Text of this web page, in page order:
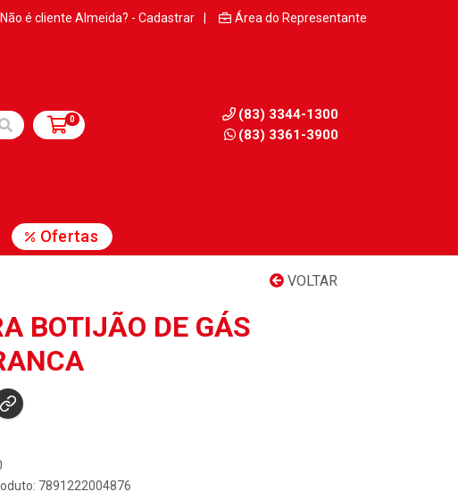
Não é cliente Almeida? - Cadastrar | Área do Representante
0
(83) 3344-1300
(83) 3361-3900
Ofertas
VOLTAR
BOTIJÃO DE GÁS
7891222004876